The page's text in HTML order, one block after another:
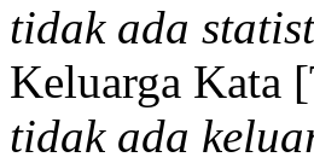
tidak ada
Keluarga Kata
tidak ada